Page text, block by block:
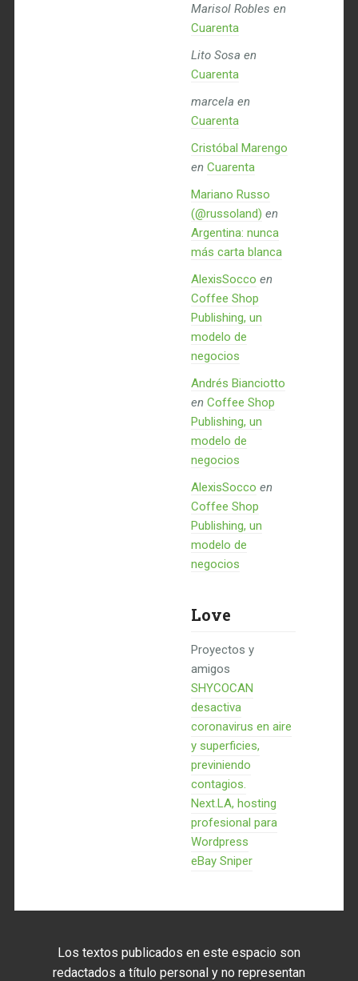
Marisol Robles en
Cuarenta
Lito Sosa en
Cuarenta
marcela en
Cuarenta
Cristóbal Marengo
en Cuarenta
Mariano Russo
(@russoland) en
Argentina: nunca
más carta blanca
AlexisSocco en
Coffee Shop
Publishing, un
modelo de
negocios
Andrés Bianciotto
en Coffee Shop
Publishing, un
modelo de
negocios
AlexisSocco en
Coffee Shop
Publishing, un
modelo de
negocios
Love
Proyectos y
amigos
SHYCOCAN
desactiva
coronavirus en aire
y superficies,
previniendo
contagios.
Next.LA, hosting
profesional para
Wordpress
eBay Sniper
Los textos publicados en este espacio son
redactados a título personal y no representan